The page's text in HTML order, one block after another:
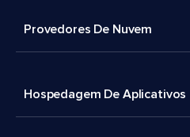
Provedores De Nuvem
Hospedagem De Aplicativos